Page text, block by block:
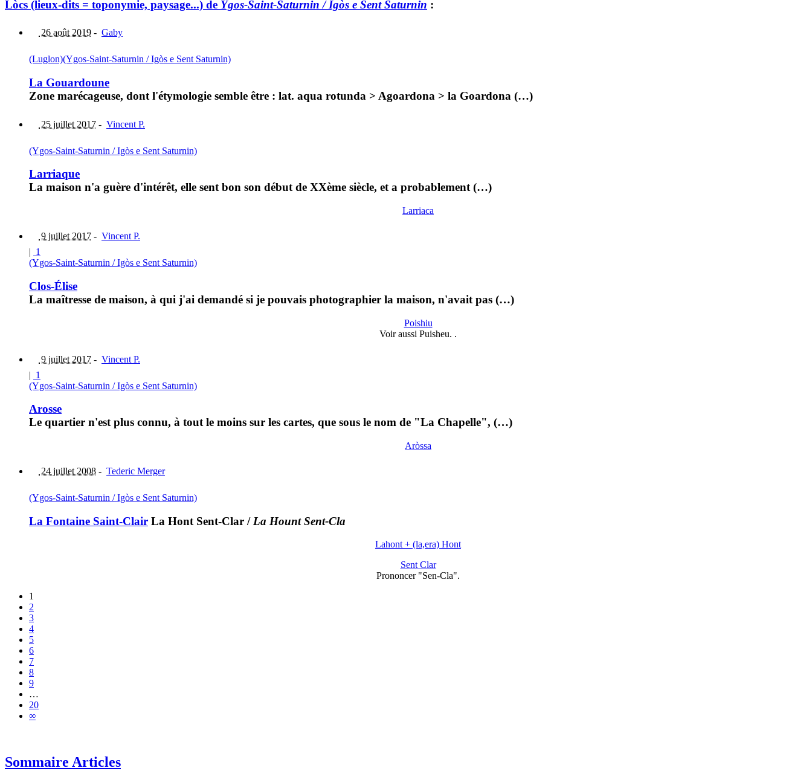
Lòcs (lieux-dits = toponymie, paysage...) de Ygos-Saint-Saturnin / Igòs e Sent Saturnin :
26 août 2019 - Gaby
(Luglon)(Ygos-Saint-Saturnin / Igòs e Sent Saturnin)
La Gouardoune
Zone marécageuse, dont l'étymologie semble être : lat. aqua rotunda > Agoardona > la Goardona (…)
25 juillet 2017 - Vincent P.
(Ygos-Saint-Saturnin / Igòs e Sent Saturnin)
Larriaque
La maison n'a guère d'intérêt, elle sent bon son début de XXème siècle, et a probablement (…)
Larriaca
9 juillet 2017 - Vincent P.
| 1
(Ygos-Saint-Saturnin / Igòs e Sent Saturnin)
Clos-Élise
La maîtresse de maison, à qui j'ai demandé si je pouvais photographier la maison, n'avait pas (…)
Poishiu
Voir aussi Puisheu. .
9 juillet 2017 - Vincent P.
| 1
(Ygos-Saint-Saturnin / Igòs e Sent Saturnin)
Arosse
Le quartier n'est plus connu, à tout le moins sur les cartes, que sous le nom de "La Chapelle", (…)
Aròssa
24 juillet 2008 - Tederic Merger
(Ygos-Saint-Saturnin / Igòs e Sent Saturnin)
La Fontaine Saint-Clair La Hont Sent-Clar / La Hount Sent-Cla
Lahont + (la,era) Hont
Sent Clar
Prononcer "Sen-Cla".
1
2
3
4
5
6
7
8
9
…
20
∞
Sommaire Articles